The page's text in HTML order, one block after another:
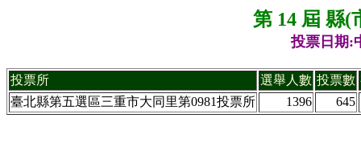
第 14 屆 縣(
投票日期:
投票所 選舉人數 投票數
臺北縣第五選區三重市大同里第0981投票所
1396 645